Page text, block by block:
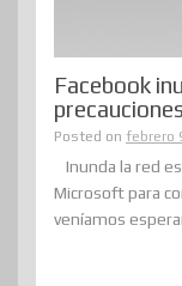
Facebook
Posted on febrero
Inunda la red
Microsoft para
veníamos